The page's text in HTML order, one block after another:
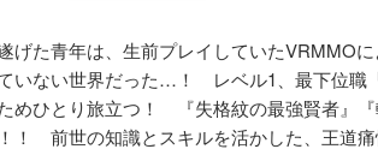
げた青年は、生前プレイしていたVRMMO
いない世界だった…！ レベル1、最下位職
めひとり旅立つ！ 『失格紋の最強賢者』
！ 前世の知識とスキルを活かした、王道